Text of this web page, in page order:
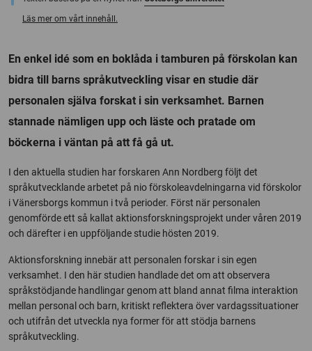
Läs mer om vårt innehåll.
En enkel idé som en boklåda i tamburen på förskolan kan
bidra till barns språkutveckling visar en studie där
personalen själva forskat i sin verksamhet. Barnen
stannade nämligen upp och läste och pratade om
böckerna i väntan på att få gå ut.
I den aktuella studien har forskaren Ann Nordberg följt det
språkutvecklande arbetet på nio förskoleavdelningarna vid förskolor
i Vänersborgs kommun i två perioder. Först när personalen
genomförde ett så kallat aktionsforskningsprojekt under våren 2019
och därefter i en uppföljande studie hösten 2019.
Aktionsforskning innebär att personalen forskar i sin egen
verksamhet. I den här studien handlade det om att observera
språkstödjande handlingar genom att bland annat filma interaktion
mellan personal och barn, kritiskt reflektera över vardagssituationer
och utifrån det utveckla nya former för att stödja barnens
språkutveckling.